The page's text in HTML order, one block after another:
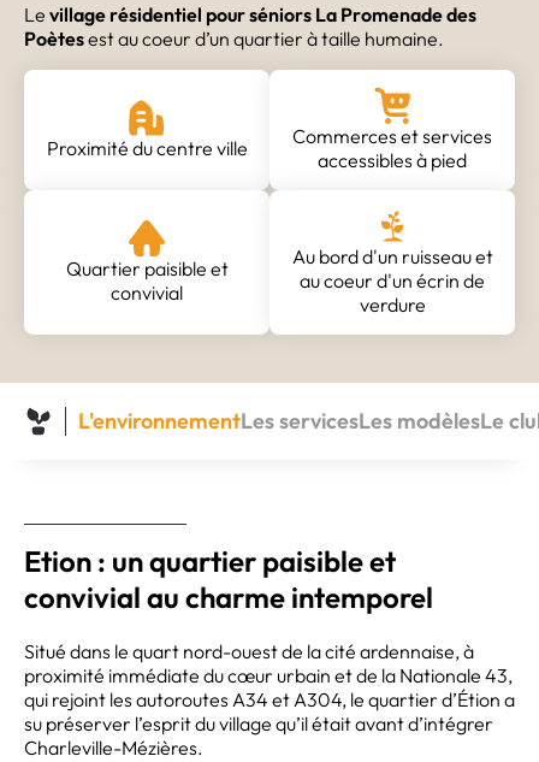
Le village résidentiel pour séniors La Promenade des
Poètesest au coeur d’un quartier à taille humaine.
Proximité du centre ville
Commerces et services
accessibles à pied
Quartier paisible et
convivial
Au bord d'un ruisseau et
au coeur d'un écrin de
verdure
L'environnementLes servicesLes modèlesLe
Etion : un quartier paisible et
convivial au charme intemporel
Situé dans le quart nord-ouest de la cité ardennaise, à
proximité immédiate du cœur urbain et de la Nationale 43,
qui rejoint les autoroutes A34 et A304, le quartier d’Étion a
su préserver l’esprit du village qu’il était avant d’intégrer
Charleville-Mézières.